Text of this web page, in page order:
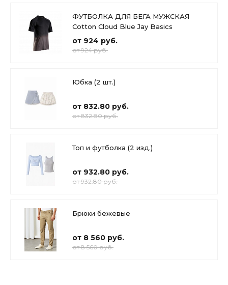
ФУТБОЛКА ДЛЯ БЕГА МУЖСКАЯ
Cotton Cloud Blue Jay Basics
от 924 руб.
от 924 руб.
Юбка (2 шт.)
от 832.80 руб.
от 832.80 руб.
Топ и футболка (2 изд.)
от 932.80 руб.
от 932.80 руб.
Брюки бежевые
от 8 560 руб.
от 8 560 руб.